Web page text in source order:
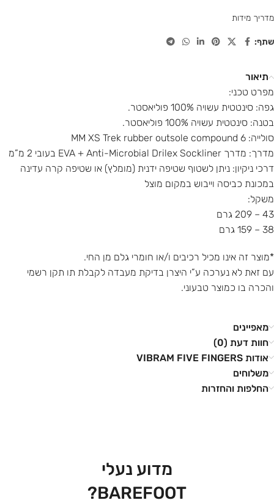
מדריך מידות
שתף:
תיאור
מפרט טכני:
גפה: סינטטית עשויה 100% פוליאסטר.
בטנה: סינטטית עשויה 100% פוליאסטר.
סולייה: 6 MM XS Trek rubber outsole compound
מדרך: מדרך EVA + Anti-Microbial Drilex Sockliner בעובי 2 מ”מ
דרכי ניקיון: ניתן לשטוף שטיפה ידנית (מומלץ) או שטיפה קרה עדינה
במכונת כביסה וייבוש במקום מוצל
משקל:
43 – 209 גרם
38 – 159 גרם
*מוצר זה אינו מכיל רכיבים ו/או חומרי גלם מן החי.
עם זאת לא נערכה ע”י היצרן בדיקת מעבדה לקבלת תו תקן רשמי
והכרה בו כמוצר טבעוני.
מאפיינים
חוות דעת (0)
אודות VIBRAM FIVE FINGERS
משלוחים
החלפות והחזרות
מדוע נעלי
BAREFOOT?